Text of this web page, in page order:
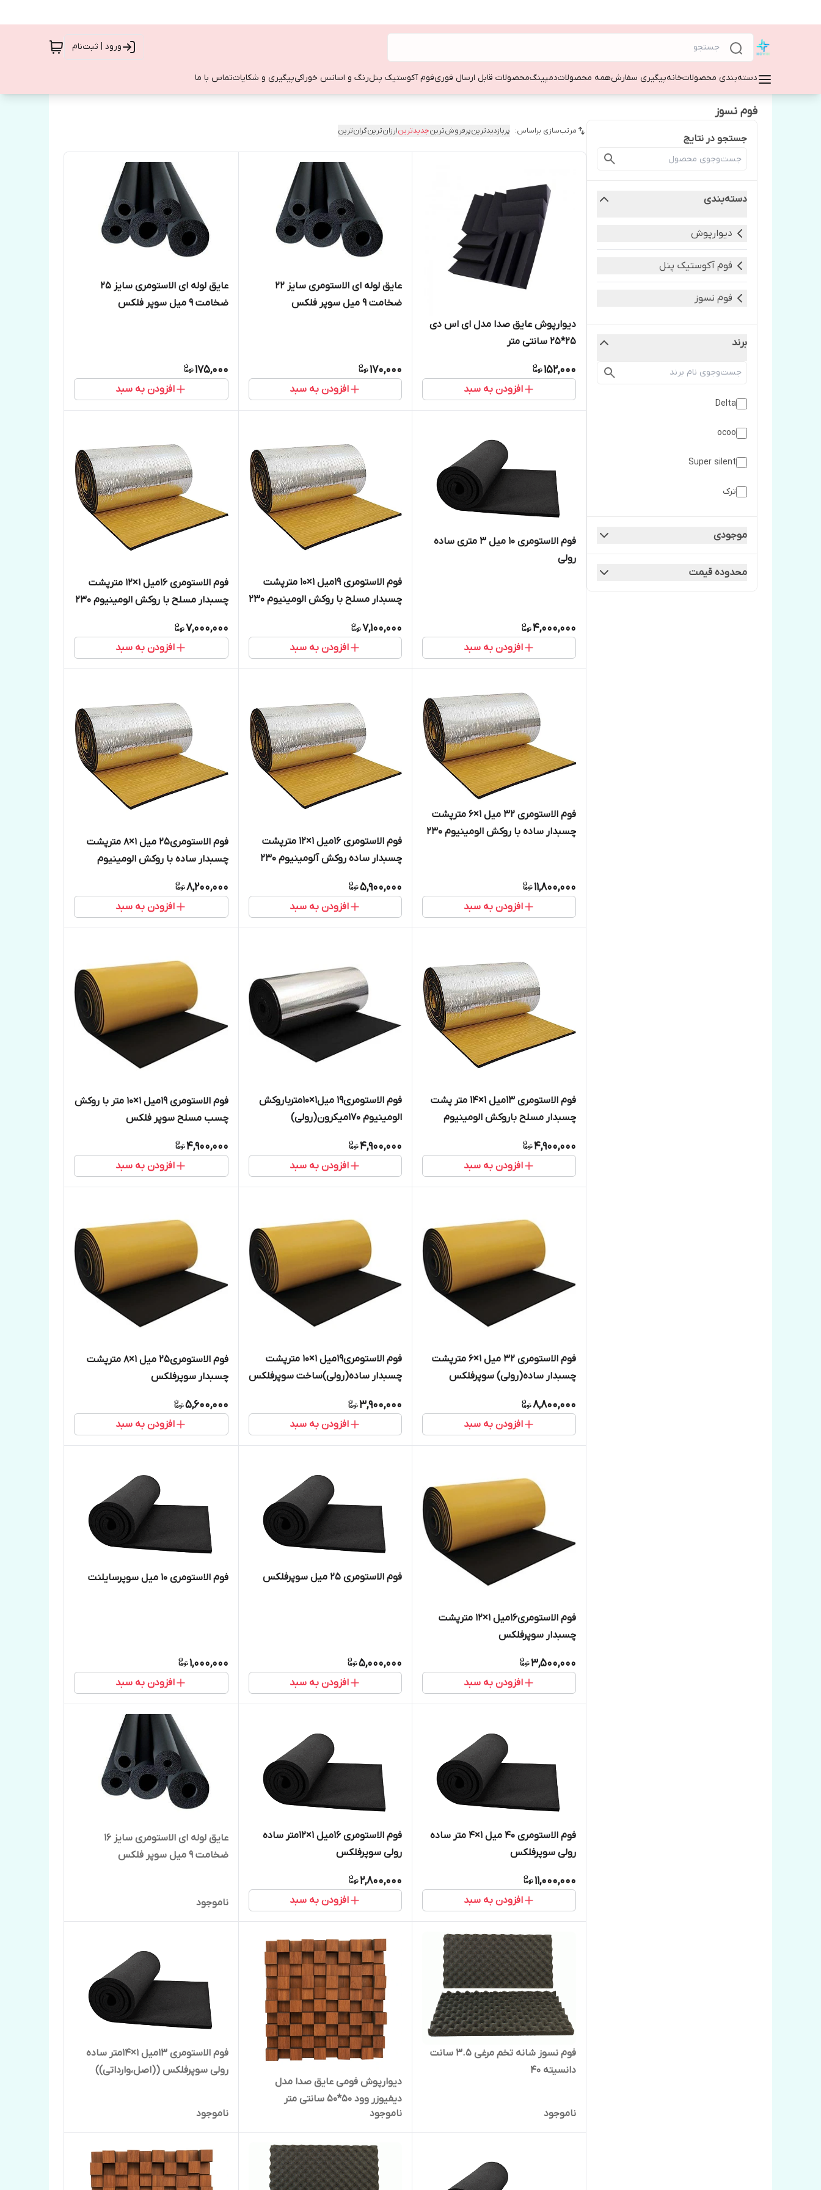
ورود | ثبت‌نام
دسته‌بندی محصولاتخانهپیگیری سفارشهمه محصولاتدمپینگمحصولات قابل ارسال فوریفوم آکوستیک پنلرنگ و اسانس خوراکیپیگیری و شکایاتتماس با ما
فوم نسوز
جستجو در نتایج
دسته‌بندی
دیوارپوش
فوم آکوستیک پنل
فوم نسوز
برند
Delta
ocoo
Super silent
ترک
موجودی
محدوده قیمت
مرتب‌سازی براساس: پربازدیدترینپرفروش‌ترینجدیدترینارزان‌ترینگران‌ترین
دیوارپوش عایق صدا مدل ای اس دی
25*25 سانتی متر
152,000
افزودن به سبد
عایق لوله ای الاستومری سایز ۲۲
ضخامت ۹ میل سوپر فلکس
170,000
افزودن به سبد
عایق لوله ای الاستومری سایز ۲۵
ضخامت ۹ میل سوپر فلکس
175,000
افزودن به سبد
فوم الاستومری 10 میل ۳ متری ساده
رولی
4,000,000
افزودن به سبد
فوم الاستومری 19میل 1×10 مترپشت
چسبدار مسلح با روکش الومینیوم 230
7,100,000
افزودن به سبد
فوم الاستومری 16میل 1×12 مترپشت
چسبدار مسلح با روکش الومینیوم 230
7,000,000
افزودن به سبد
فوم الاستومری 32 میل 1×6 مترپشت
چسبدار ساده با روکش الومینیوم 230
11,800,000
افزودن به سبد
فوم الاستومری 16میل 1×12 مترپشت
چسبدار ساده روکش آلومینیوم 230
5,900,000
افزودن به سبد
فوم الاستومری25 میل 1×8 مترپشت
چسبدار ساده با روکش الومینیوم
8,200,000
افزودن به سبد
فوم الاستومری 13میل 1×14 متر پشت
چسبدار مسلح باروکش الومینیوم
4,900,000
افزودن به سبد
فوم الاستومری19 میل1×10مترباروکش
الومینیوم 1۷۰میکرون(رولی)
4,900,000
افزودن به سبد
فوم الاستومری 19میل 1×10 متر با روکش
چسب مسلح سوپر فلکس
4,900,000
افزودن به سبد
فوم الاستومری 32 میل 1×6 مترپشت
چسبدار ساده(رولی) سوپرفلکس
8,800,000
افزودن به سبد
فوم الاستومری19میل 1×10 مترپشت
چسبدار ساده(رولی)ساخت سوپرفلکس
3,900,000
افزودن به سبد
فوم الاستومری25 میل 1×8 مترپشت
چسبدار سوپرفلکس
5,600,000
افزودن به سبد
فوم الاستومری16میل 1×12 مترپشت
چسبدار سوپرفلکس
3,500,000
افزودن به سبد
فوم الاستومری 25 میل سوپرفلکس
5,000,000
افزودن به سبد
فوم الاستومری 10 میل سوپرسایلنت
1,000,000
افزودن به سبد
فوم الاستومری 40 میل 1×4 متر ساده
رولی سوپرفلکس
11,000,000
افزودن به سبد
فوم الاستومری 16میل 1×12متر ساده
رولی سوپرفلکس
2,800,000
افزودن به سبد
عایق لوله ای الاستومری سایز ۱۶
ضخامت ۹ میل سوپر فلکس
ناموجود
فوم نسوز شانه تخم مرغی 3.5 سانت
دانسیته 40
ناموجود
دیوارپوش فومی عایق صدا مدل
دیفیوزر وود 50*50 سانتی متر
ناموجود
فوم الاستومری 13میل 1×14متر ساده
رولی سوپرفلکس ((اصل،وارداتی))
ناموجود